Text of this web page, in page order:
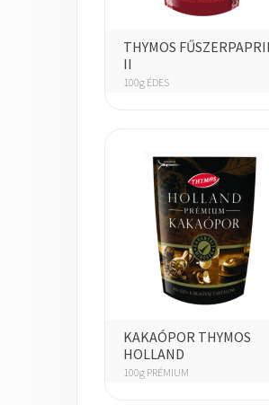
THYMOS
II
100g ÉDES
KAKAÓPOR THYMOS
HOLLAND
100g PRÉMIUM